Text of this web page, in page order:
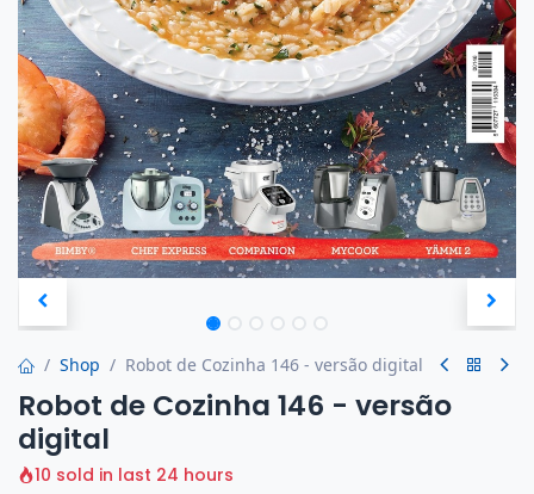
Shop Robot de Cozinha 146 - versão digital
Robot de Cozinha 146 - versão
digital
10 sold in last 24 hours